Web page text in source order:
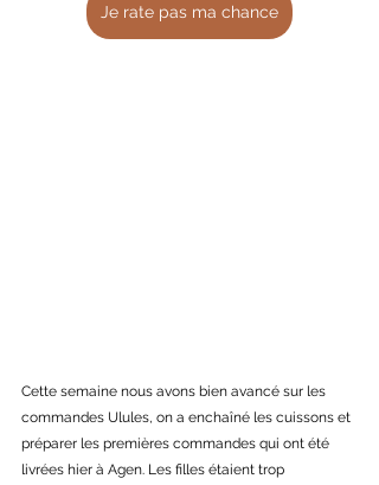
Je rate pas ma chance
Cette semaine nous avons bien avancé sur les
commandes Ulules, on a enchaîné les cuissons et
préparer les premières commandes qui ont été
livrées hier à Agen. Les filles étaient trop